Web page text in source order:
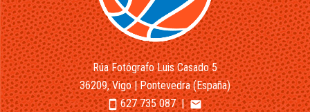
Rúa Fotógrafo Luis Casado 5
36209, Vigo | Pontevedra (España)
smartphone627 735 087|email